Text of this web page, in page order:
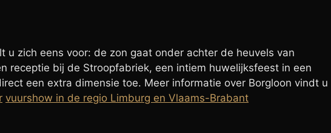
zich eens voor: de zon gaat onder achter de heuvels van
receptie bij de Stroopfabriek, een intiem huwelijksfeest in een
een extra dimensie toe. Meer informatie over Borgloon vindt u
vuurshow in de regio Limburg en Vlaams-Brabant